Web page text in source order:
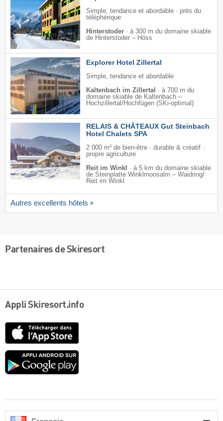
Simple, tendance et abordable · près du
téléphérique
Hinterstoder · à 300 m du domaine skiable
de Hinterstoder – Höss
Explorer Hotel Zillertal
Simple, tendance et abordable
Kaltenbach im Zillertal
· à 700 m du
domaine skiable de Kaltenbach –
Hochzillertal/​Hochfügen (SKi-optimal)
RELAIS & CHÂTEAUX Gut Steinbach
Hotel Chalets SPA
2 000 m² de bien-être · durable & créatif ·
propre agriculture
Reit im Winkl
· à 5 km du domaine skiable
de Steinplatte Winklmoosalm – Waidring/​
Reit im Winkl
Autres excellents hôtels
Partenaires de Skiresort
Appli Skiresort.info